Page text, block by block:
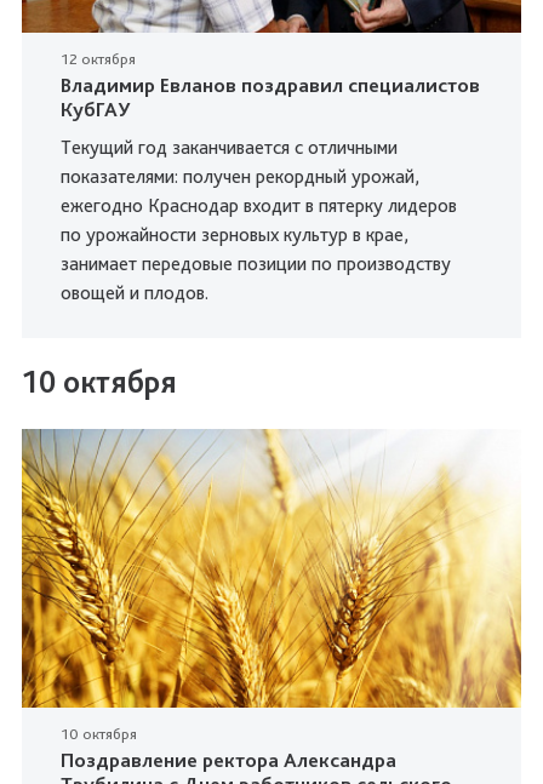
12 октября
Владимир Евланов поздравил специалистов
КубГАУ
Текущий год заканчивается с отличными
показателями: получен рекордный урожай,
ежегодно Краснодар входит в пятерку лидеров
по урожайности зерновых культур в крае,
занимает передовые позиции по производству
овощей и плодов.
10 октября
10 октября
Поздравление ректора Александра